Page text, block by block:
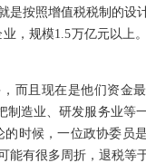
是按照增值税税制的设
，规模1.5万亿元以上
而且现在是他们资金
制造业、研发服务业等
时候，一位政协委员
能有很多周折，退税等